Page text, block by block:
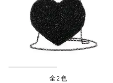
全2色